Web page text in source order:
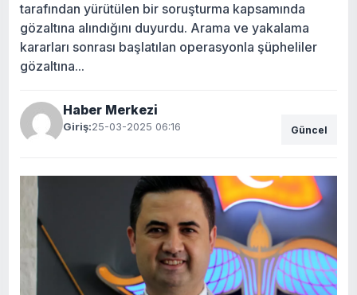
tarafından yürütülen bir soruşturma kapsamında
gözaltına alındığını duyurdu. Arama ve yakalama
kararları sonrası başlatılan operasyonla şüpheliler
gözaltına...
Haber Merkezi
Giriş:25-03-2025 06:16 Güncel